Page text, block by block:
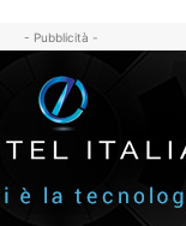
- Pubblicità -